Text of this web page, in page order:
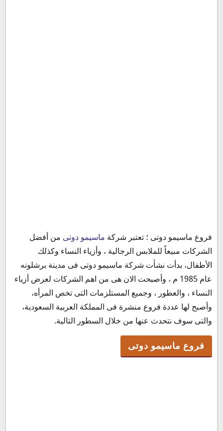
فروع ماسيمو دوتى
ماسيمو دوتي فرع الحمراء مول
ماسيمو دوتي فرع العليا مول
الشراء من ماسيمو دوتى
مواعيد عمل ماسيمو دوتى
فروع ماسيمو دوتى ؛ تعتبر شركة ماسیمو دوتی من أفضل
الشركات مبيعاً للملابس الرجالية ، وأزياء النساء وكذلك
الأطفال، بدأت نشأت شركة ماسیمو دوتی فى مدينة برشلونه
عام 1985 م ، وأصبحت الان هى من اهم الشركات لعرض أزياء
النساء ، والعطور ، وجميع المستلزمات التى تخص المرأه،
وأصبح لها عددة فروع منشرة فى المملكة العربية السعودية،
والتى سوف نتحدث عنها من خلال السطور التالية.
فروع ماسيمو دوتى